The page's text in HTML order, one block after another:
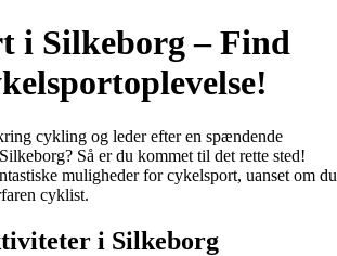
i Silkeborg – Find
cykling og leder efter en spændende
Så er du kommet til det rette sted!
muligheder for cykelsport, uanset om du
cyklist.
i Silkeborg